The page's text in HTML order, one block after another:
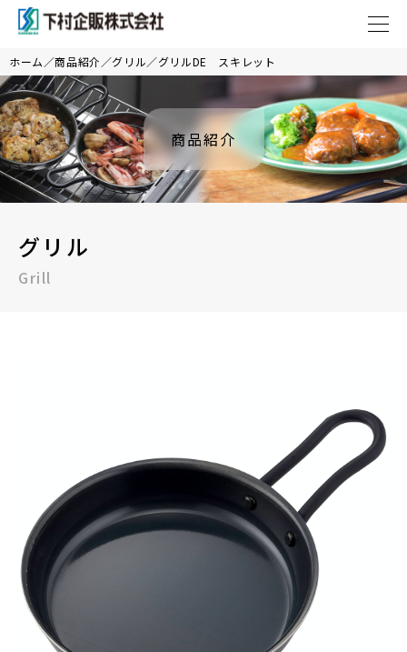
ホーム 商品紹介 グリル グリルDE スキレット
商品紹介
グリル
Grill